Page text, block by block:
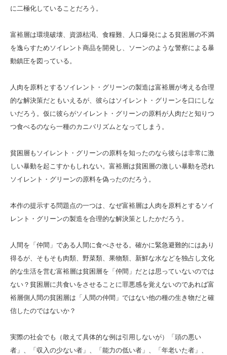
に二極化していることだろう。
富裕層は環境破壊、資源枯渇、食糧難、人口爆発による貧困層の不満
を逸らすためソイレント商品を開発し、ソーンのような警察による暴
動鎮圧を図っている。
人肉を原料とするソイレント・グリーンの製造は富裕層が考える合理
的な解決策だともいえるが、彼らはソイレント・グリーンを口にしな
いだろう。仮に彼らがソイレント・グリーンの原料が人肉だと知りつ
つ食べるのなら一種のカニバリズムとなってしまう。
貧困層もソイレント・グリーンの原料を知ったのなら彼らは非常に激
しい暴動を起こすかもしれない。富裕層は貧困層の激しい暴動を恐れ
ソイレント・グリーンの原料を偽ったのだろう。
本作の提示する問題点の一つは、なぜ富裕層は人肉を原料とするソイ
レント・グリーンの製造を合理的な解決策としたかだろう。
人間を「仲間」である人間に食べさせる。確かに緊急避難的にはあり
得るが、そもそも肉類、野菜類、果物類、新鮮な水などを独占し文化
的な生活を営む富裕層は貧困層を「仲間」だとは思っていないのでは
ない？貧困層に共食いをさせることに罪悪感を覚えないのであれば富
裕層側人間の貧困層は「人間の仲間」ではない他の種の生き物だと確
信したのではないか？
実際の社会でも（敢えて具体的な例は引用しないが）「頭の悪い
者」、「収入の少ない者」、「能力の低い者」、「年老いた者」、